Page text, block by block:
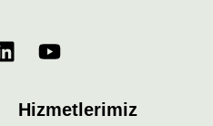
Hizmetlerimiz